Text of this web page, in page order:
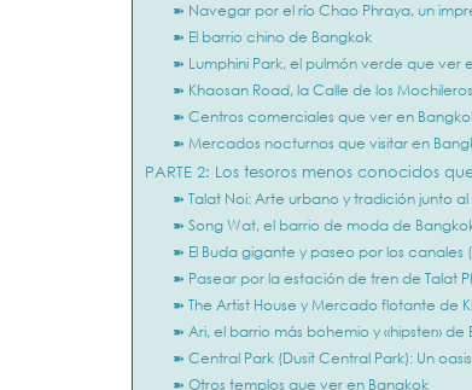
➽ Navegar por el río Chao Phraya, un
➽ El barrio chino de Bangkok
➽ Lumphini Park, el pulmón verde que ver
➽ Khaosan Road, la Calle de los Mochileros
➽ Centros comerciales que ver en
➽ Mercados nocturnos que visitar en
PARTE 2: Los tesoros menos conocidos
➽ Talat Noi: Arte urbano y tradición junto al
➽ Song Wat, el barrio de moda de
➽ El Buda gigante y paseo por los canales
➽ Pasear por la estación de tren de Talat
➽ The Artist House y Mercado flotante de
➽ Ari, el barrio más bohemio y «hipster» de
➽ Central Park (Dusit Central Park): Un
➽ Otros templos que ver en Bangkok